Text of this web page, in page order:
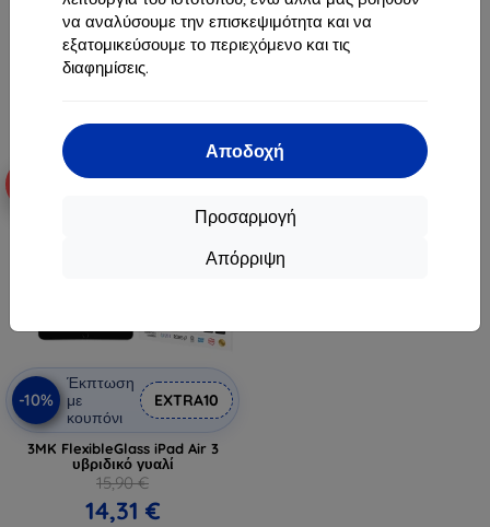
να αναλύσουμε την επισκεψιμότητα και να
εξατομικεύσουμε το περιεχόμενο και τις
διαφημίσεις.
Αποδοχή
Προσαρμογή
Απόρριψη
17,91 €
9,81 €
Τελευταίο τεμάχιο σε απόθεμα
21,50 €
Διαθέσιμο > 5 τεμ
-10%
Έκπτωση
με
κουπόνι
EXTRA10
3MK FlexibleGlass iPad Air 3
υβριδικό γυαλί
15,90 €
14,31 €